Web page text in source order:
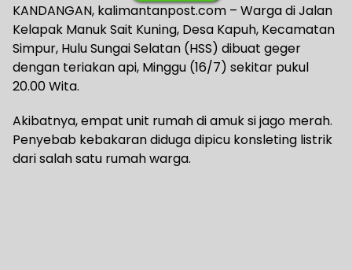
KANDANGAN, kalimantanpost.com – Warga di Jalan
Kelapak Manuk Sait Kuning, Desa Kapuh, Kecamatan
Simpur, Hulu Sungai Selatan (HSS) dibuat geger
dengan teriakan api, Minggu (16/7) sekitar pukul
20.00 Wita.
Akibatnya, empat unit rumah di amuk si jago merah.
Penyebab kebakaran diduga dipicu konsleting listrik
dari salah satu rumah warga.